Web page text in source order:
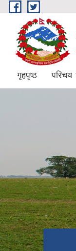
Skip to main content
गृहपृष्ठ परिचय